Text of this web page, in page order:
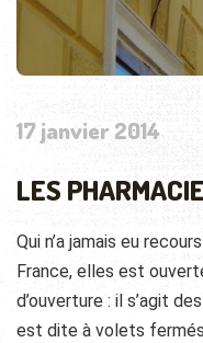
17 janvier 2014
LES
Qui n’a jamais eu
France, elles est
d’ouverture : il s’agit
est dite à volets